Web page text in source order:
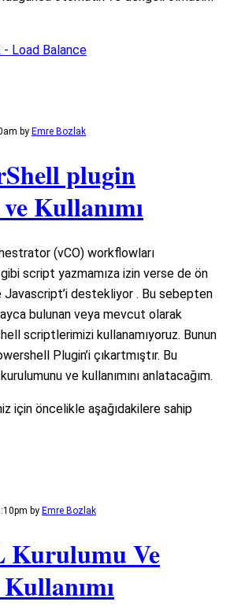
by Emre Bozlak
plugin
Kullanımı
(vCO) workflowları
script yazmamıza izin verse de ön
Javascript’i destekliyor . Bu sebepten
bulunan veya mevcut olarak
scriptlerimizi kullanamıyoruz. Bunun
Plugin’i çıkartmıştır. Bu
ve kullanımını anlatacağım.
için öncelikle aşağıdakilere sahip
by Emre Bozlak
Kurulumu Ve